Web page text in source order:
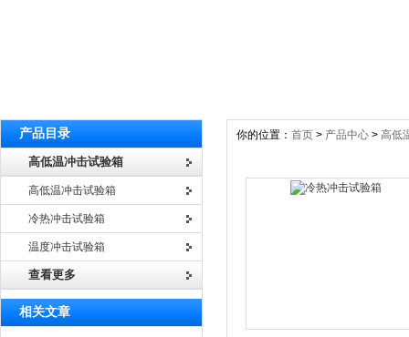
产品目录
高低温冲击试验箱
高低温冲击试验箱
冷热冲击试验箱
温度冲击试验箱
查看更多
相关文章
你的位置： 首页 > 产品中心 > 高低